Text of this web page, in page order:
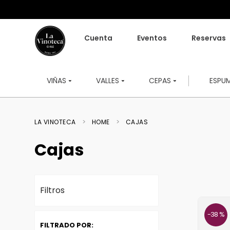
Cuenta Eventos Reservas
VIÑAS VALLES CEPAS
HOME CAJAS
Cajas
Filtros
FILTRADO POR:
38 %